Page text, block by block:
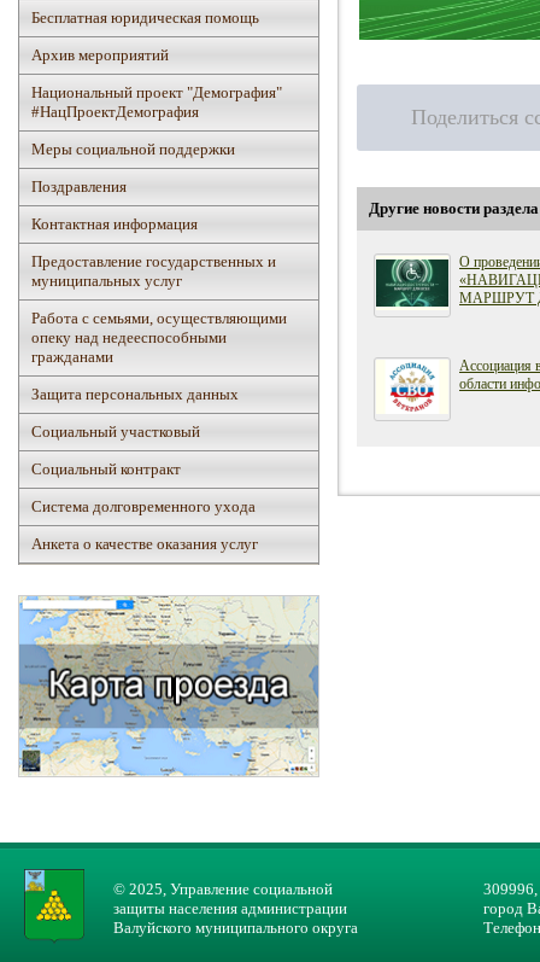
Бесплатная юридическая помощь
Архив мероприятий
Национальный проект "Демография"
#НацПроектДемография
Mеры социальной поддержки
Поздравления
Контактная информация
Предоставление государственных и
муниципальных услуг
Работа с семьями, осуществляющими
опеку над недееспособными
гражданами
Защита персональных данных
Социальный участковый
Социальный контракт
Система долговременного ухода
Анкета о качестве оказания услуг
Поделиться
Другие новости раздела
О
МАРШРУТ
Ассоциация
области
© 2025, Управление социальной
защиты населения администрации
Валуйского муниципального округа
309996,
город